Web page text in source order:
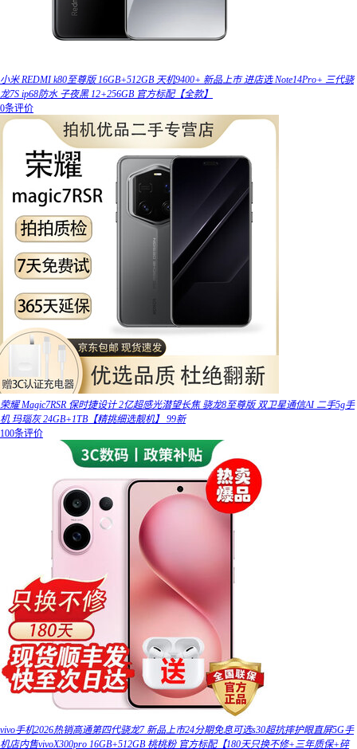
小米 REDMI k80至尊版 16GB+512GB 天机9400+ 新品上市 进店选 Note14Pro+ 三代骁
龙7S ip68防水 子夜黑 12+256GB 官方标配【全款】
0条评价
荣耀 Magic7RSR 保时捷设计 2亿超感光潜望长焦 骁龙8至尊版 双卫星通信AI 二手5g手
机 玛瑙灰 24GB+1TB【精挑细选靓机】 99新
100条评价
vivo手机2026热销高通第四代骁龙7 新品上市24分期免息可选s30超抗摔护眼直屏5G手
机店内售vivoX300pro 16GB+512GB 桃桃粉 官方标配【180天只换不修+三年质保+碎